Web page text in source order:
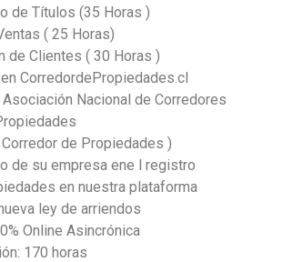
de Títulos (35 Horas )
( 25 Horas)
de Clientes ( 30 Horas )
CorredordePropiedades.cl
Nacional de Corredores
de Propiedades )
de su empresa ene l registro
en nuestra plataforma
ley de arriendos
Online Asincrónica
170 horas